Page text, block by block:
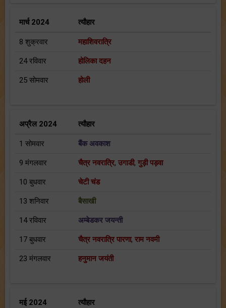
मार्च 2024 त्यौहार
8 शुक्रवार महाशिवरात्रि
24 रविवार होलिका दहन
25 सोमवार होली
अप्रैल 2024 त्यौहार
1 सोमवार बैंक अवकाश
9 मंगलवार चैत्र नवरात्रि, उगाडी, गुड़ी पड़वा
10 बुधवार चेटी चंड
13 शनिवार बैसाखी
14 रविवार अम्बेडकर जयन्ती
17 बुधवार चैत्र नवरात्रि पारणा, राम नवमी
23 मंगलवार हनुमान जयंती
मई 2024 त्यौहार